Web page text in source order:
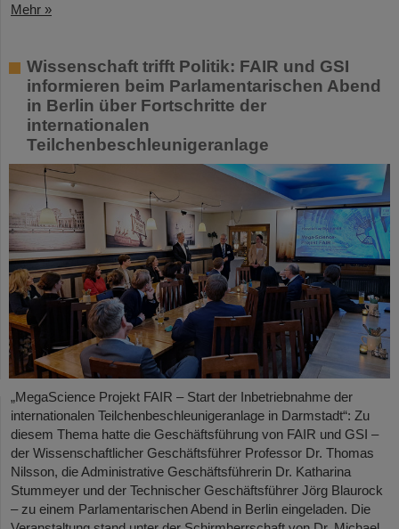
Mehr »
Wissenschaft trifft Politik: FAIR und GSI
informieren beim Parlamentarischen Abend
in Berlin über Fortschritte der
internationalen
Teilchenbeschleunigeranlage
„MegaScience Projekt FAIR – Start der Inbetriebnahme der
internationalen Teilchenbeschleunigeranlage in Darmstadt“: Zu
diesem Thema hatte die Geschäftsführung von FAIR und GSI –
der Wissenschaftlicher Geschäftsführer Professor Dr. Thomas
Nilsson, die Administrative Geschäftsführerin Dr. Katharina
Stummeyer und der Technischer Geschäftsführer Jörg Blaurock
– zu einem Parlamentarischen Abend in Berlin eingeladen. Die